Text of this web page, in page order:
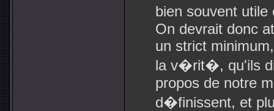
bien souvent
On devrait donc
un strict
la v�rit�, qu'ils
propos de notre
d�finissent, et